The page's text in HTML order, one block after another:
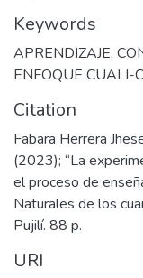
Keywords
APRENDIZAJE,
ENFOQUE CUALI-
Citation
Fabara Herrera
(2023); “La
el proceso de
Naturales de los
Pujilí. 88 p.
URI